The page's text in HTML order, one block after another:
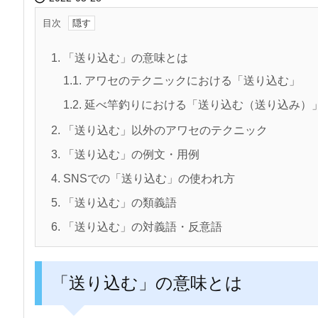
目次
1. 「送り込む」の意味とは
1.1. アワセのテクニックにおける「送り込む」
1.2. 延べ竿釣りにおける「送り込む（送り込み）
2. 「送り込む」以外のアワセのテクニック
3. 「送り込む」の例文・用例
4. SNSでの「送り込む」の使われ方
5. 「送り込む」の類義語
6. 「送り込む」の対義語・反意語
「送り込む」の意味とは